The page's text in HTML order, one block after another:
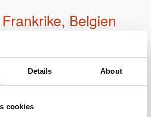
Details About
cookies
Belgien